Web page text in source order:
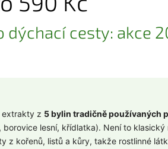
dýchací cesty: akce
extrakty z 5 bylin tradičně používaných
lesní, křídlatka). Není to klasický
z kořenů, listů a kůry, takže rostlinné